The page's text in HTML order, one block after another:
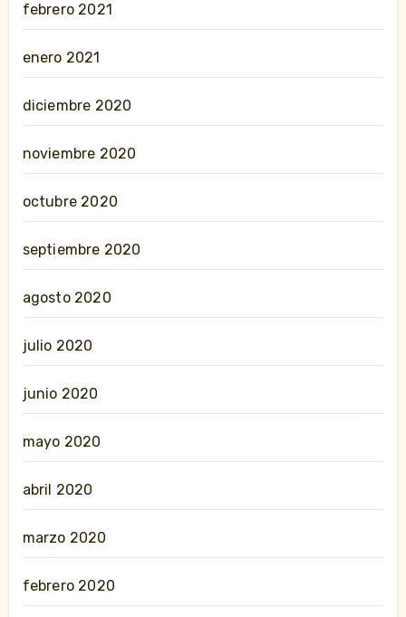
febrero 2021
enero 2021
diciembre 2020
noviembre 2020
octubre 2020
septiembre 2020
agosto 2020
julio 2020
junio 2020
mayo 2020
abril 2020
marzo 2020
febrero 2020